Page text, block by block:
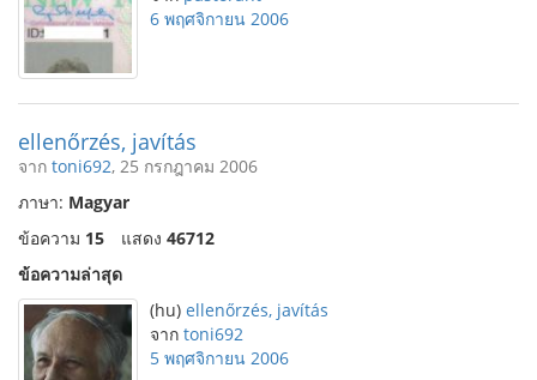
6 พฤศจิกายน 2006
ellenőrzés, javítás
จาก toni692, 25 กรกฎาคม 2006
ภาษา: Magyar
ข้อความ 15 แสดง 46712
ข้อความล่าสุด
(hu) ellenőrzés, javítás
จาก toni692
5 พฤศจิกายน 2006